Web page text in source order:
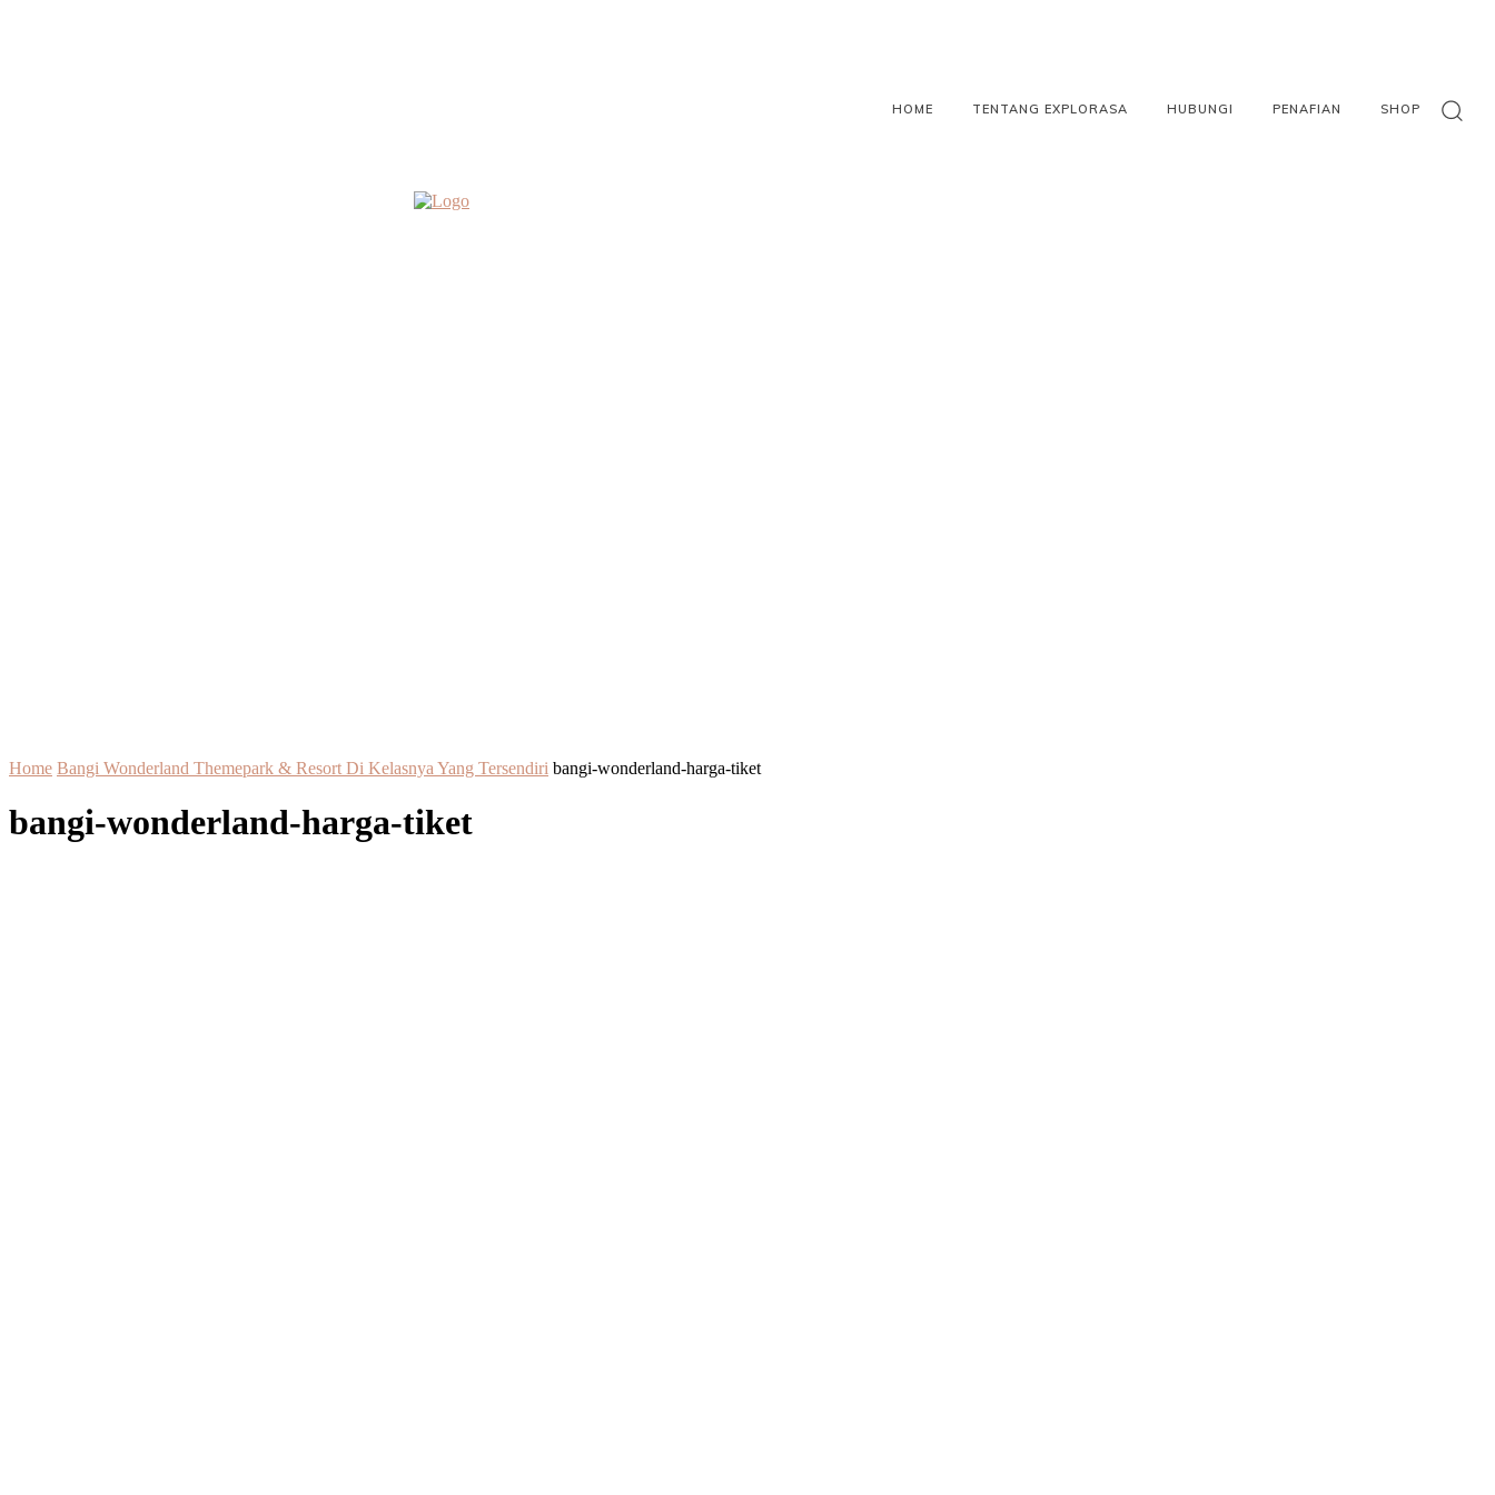
HOME TENTANG EXPLORASA HUBUNGI PENAFIAN SHOP
Home Bangi Wonderland Themepark & Resort Di Kelasnya Yang Tersendiri bangi-wonderland-harga-tiket
bangi-wonderland-harga-tiket